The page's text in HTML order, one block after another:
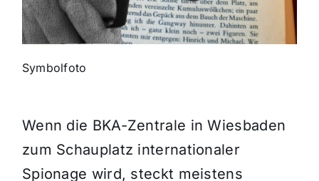
Symbolfoto
Wenn die BKA-Zentrale in Wiesbaden
zum Schauplatz internationaler
Spionage wird, steckt meistens